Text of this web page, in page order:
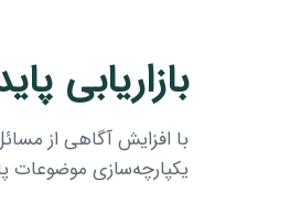
بازاریابی
با افزایش آگاهی از
یکپارچه‌سازی موضوعات